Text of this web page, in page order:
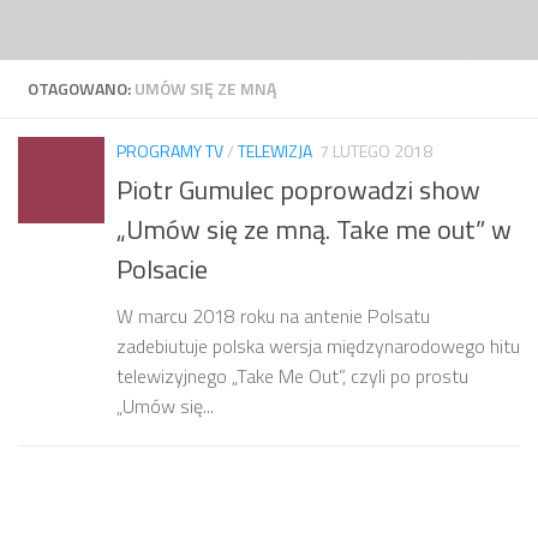
OTAGOWANO:UMÓW SIĘ ZE MNĄ
PROGRAMY TV/TELEWIZJA 7 LUTEGO 2018
Piotr Gumulec poprowadzi show
„Umów się ze mną. Take me out” w
Polsacie
W marcu 2018 roku na antenie Polsatu
zadebiutuje polska wersja międzynarodowego hitu
telewizyjnego „Take Me Out”, czyli po prostu
„Umów się...